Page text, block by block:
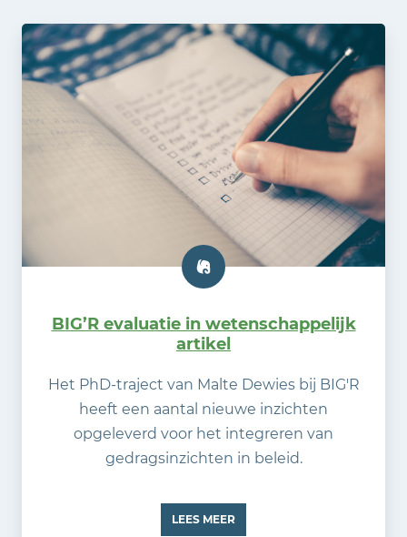
BIG’R evaluatie in wetenschappelijk
artikel
Het PhD-traject van Malte Dewies bij BIG'R
heeft een aantal nieuwe inzichten
opgeleverd voor het integreren van
gedragsinzichten in beleid.
LEES MEER